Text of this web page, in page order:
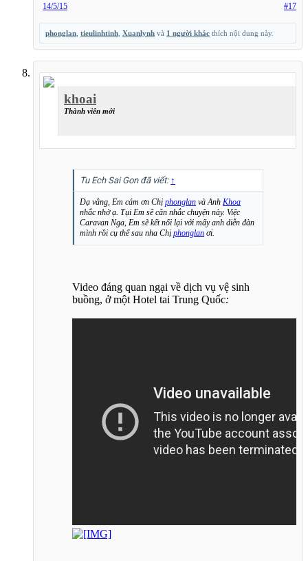
#17
14/5/15
phonglan tieulinhtinh Xuanlynh và 1 người khác thích nội dung này.
khoai
Thành viên mới
Tu Ech Sai Gon đã viết: ↑
Dạ vâng, Em cám ơn Chị phonglan và Anh Khoa
nhắc nhở ạ. Tụi Em sẽ cân nhắc chuyện này. Việc
Caravan Nga, Em sẽ kết nối lại với mấy anh diễn đàn
mình rồi cụ thể sau nha Chị phonglan ơi.
Video đáng quan ngại về dịch vụ vệ sinh
buồng, ở một Hotel tai Trung Quốc: